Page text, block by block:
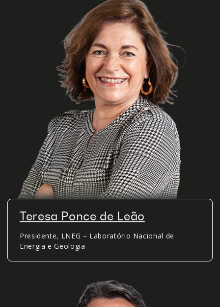
Teresa Ponce de Leão
Presidente, LNEG – Laboratório Nacional de
Energia e Geologia